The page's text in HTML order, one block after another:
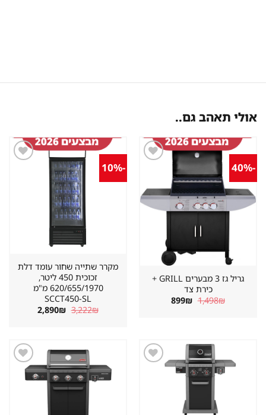
אולי תאהב גם..
במועדפים
גריל גז 3 מבערים GRILL +
כירת צד
1,498₪ המחיר
899₪ המחיר
מקרר שתייה שחור עומד דלת
זכוכית 450 ליטר,
620/655/1970 מ"מ
SCCT450-SL
3,222₪ המחיר
המקורי
2,890₪ המחיר
הנוכחי
שמור
מוצר